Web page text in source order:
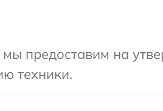
предоставим на
техники.